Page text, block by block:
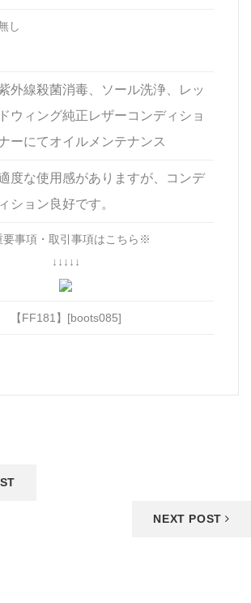
し
外線殺菌消毒、ソール洗浄、レッ
ドウィング純正レザーコンディショ
ーにてオイルメンテナンス
度な使用感がありますが、コンデ
ィション良好です。
事項・取引事項はこちら※
↓↓↓↓↓
【FF181】[boots085]
NEXT POST